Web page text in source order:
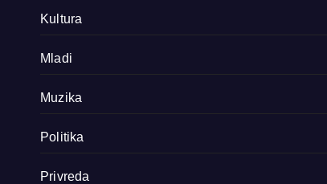
Kultura
Mladi
Muzika
Politika
Privreda